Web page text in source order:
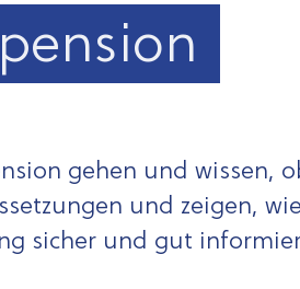
gehen und wissen,
und zeigen,
sicher und gut